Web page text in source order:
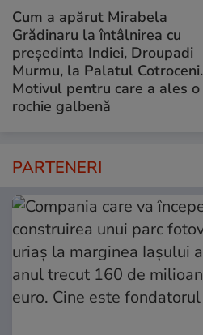
Cum a apărut Mirabela
Grădinaru la întâlnirea cu
președinta Indiei, Droupadi
Murmu, la Palatul Cotroceni.
Motivul pentru care a ales o
rochie galbenă
PARTENERI